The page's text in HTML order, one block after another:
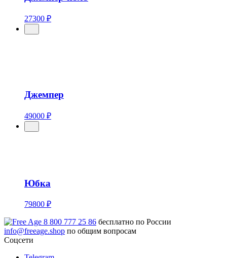
27300 ₽
Джемпер
49000 ₽
Юбка
79800 ₽
8 800 777 25 86 бесплатно по России
info@freeage.shop по общим вопросам
Соцсети